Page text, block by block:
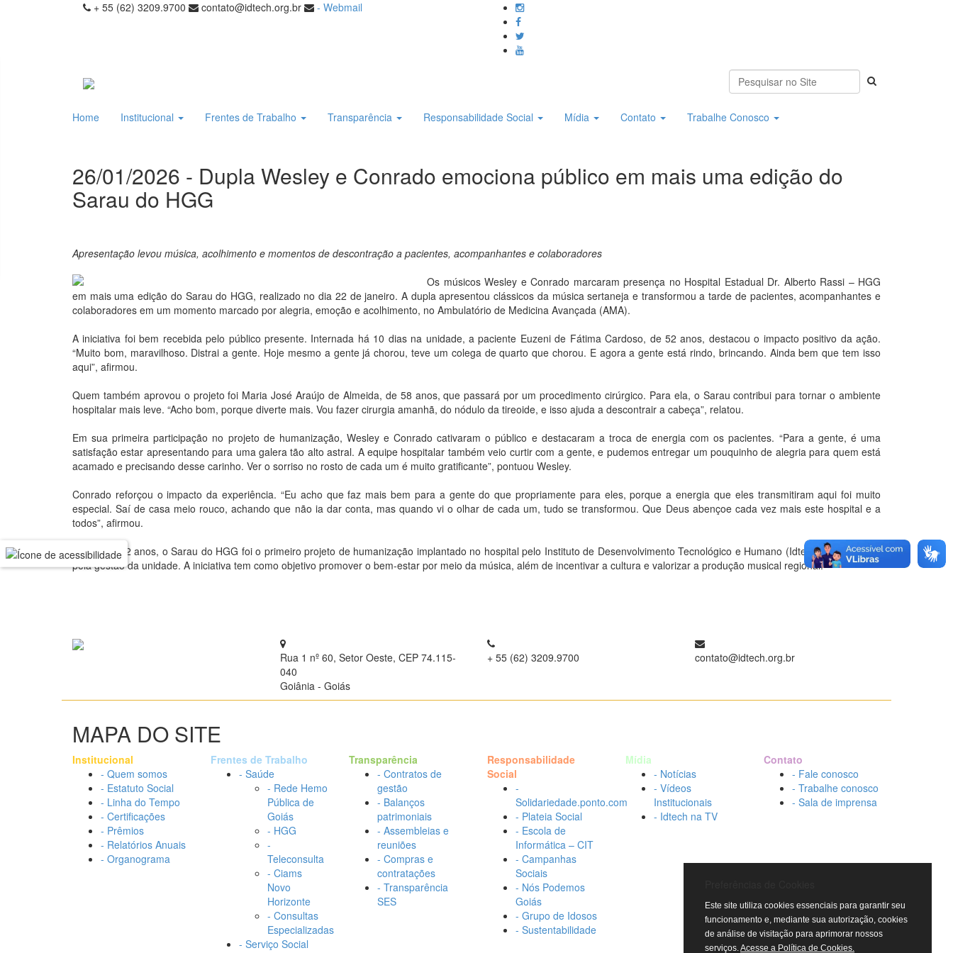
+ 55 (62) 3209.9700 contato@idtech.org.br - Webmail
Home Institucional Frentes de Trabalho Transparência Responsabilidade Social Mídia Contato Trabalhe Conosco
26/01/2026 - Dupla Wesley e Conrado emociona público em mais uma edição do
Sarau do HGG
Apresentação levou música, acolhimento e momentos de descontração a pacientes, acompanhantes e colaboradores
Os músicos Wesley e Conrado marcaram presença no Hospital Estadual Dr. Alberto Rassi – HGG
em mais uma edição do Sarau do HGG, realizado no dia 22 de janeiro. A dupla apresentou clássicos da música sertaneja e transformou a tarde de pacientes, acompanhantes e
colaboradores em um momento marcado por alegria, emoção e acolhimento, no Ambulatório de Medicina Avançada (AMA).
A iniciativa foi bem recebida pelo público presente. Internada há 10 dias na unidade, a paciente Euzeni de Fátima Cardoso, de 52 anos, destacou o impacto positivo da ação.
“Muito bom, maravilhoso. Distrai a gente. Hoje mesmo a gente já chorou, teve um colega de quarto que chorou. E agora a gente está rindo, brincando. Ainda bem que tem isso
aqui”, afirmou.
Quem também aprovou o projeto foi Maria José Araújo de Almeida, de 58 anos, que passará por um procedimento cirúrgico. Para ela, o Sarau contribui para tornar o ambiente
hospitalar mais leve. “Acho bom, porque diverte mais. Vou fazer cirurgia amanhã, do nódulo da tireoide, e isso ajuda a descontrair a cabeça”, relatou.
Em sua primeira participação no projeto de humanização, Wesley e Conrado cativaram o público e destacaram a troca de energia com os pacientes. “Para a gente, é uma
satisfação estar apresentando para uma galera tão alto astral. A equipe hospitalar também veio curtir com a gente, e pudemos entregar um pouquinho de alegria para quem está
acamado e precisando desse carinho. Ver o sorriso no rosto de cada um é muito gratificante”, pontuou Wesley.
Conrado reforçou o impacto da experiência. “Eu acho que faz mais bem para a gente do que propriamente para eles, porque a energia que eles transmitiram aqui foi muito
especial. Saí de casa meio rouco, achando que não ia dar conta, mas quando vi o olhar de cada um, tudo se transformou. Que Deus abençoe cada vez mais este hospital e a
todos”, afirmou.
Criado há 12 anos, o Sarau do HGG foi o primeiro projeto de humanização implantado no hospital pelo Instituto de Desenvolvimento Tecnológico e Humano (Idtech), responsável
pela gestão da unidade. A iniciativa tem como objetivo promover o bem-estar por meio da música, além de incentivar a cultura e valorizar a produção musical regional.
Rua 1 nº 60, Setor Oeste, CEP 74.115-
040
Goiânia - Goiás
+ 55 (62) 3209.9700 contato@idtech.org.br
MAPA DO SITE
Institucional
- Quem somos
- Estatuto Social
- Linha do Tempo
- Certificações
- Prêmios
- Relatórios Anuais
- Organograma
Frentes de Trabalho
- Saúde
- Rede Hemo
Pública de
Goiás
- HGG
-
Teleconsulta
- Ciams
Novo
Horizonte
- Consultas
Especializadas
- Serviço Social
Transparência
- Contratos de
gestão
- Balanços
patrimoniais
- Assembleias e
reuniões
- Compras e
contratações
- Transparência
SES
Responsabilidade
Social
-
Solidariedade.ponto.com
- Plateia Social
- Escola de
Informática – CIT
- Campanhas
Sociais
- Nós Podemos
Goiás
- Grupo de Idosos
- Sustentabilidade
Mídia
- Notícias
- Vídeos
Institucionais
- Idtech na TV
Contato
- Fale conosco
- Trabalhe conosco
- Sala de imprensa
Este site utiliza cookies essenciais para garantir seu
funcionamento e, mediante sua autorização, cookies
de análise de visitação para aprimorar nossos
serviços.Acesse a Política de Cookies.